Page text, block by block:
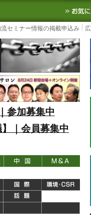
サイト
SCMなど国内外の
セミナー情報の掲載申込み
参加募集中
｜会員募集中